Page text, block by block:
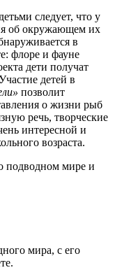
следует, что у
об окружающем их
в
флоре и фауне
дети получат
детей в
позволит
о жизни рыб
речь, творческие
интересной и
возраста.
подводном мире и
мира, с его